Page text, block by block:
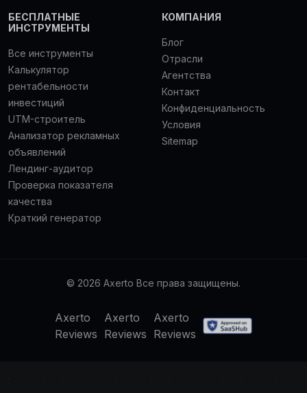
БЕСПЛАТНЫЕ
ИНСТРУМЕНТЫ
Все инструменты
Калькулятор
рентабельности
инвестиций
UTM-строитель
Анализатор рекламных
объявлений
Лендинг-аудитор
Проверка показателя
качества
Краткий генератор
КОМПАНИЯ
Блог
Отрасли
Агентства
Контакт
Конфиденциальность
Условия
Sitemap
© 2026 Axerto Все права защищены.
Axerto
Reviews
Axerto
Reviews
Axerto
Reviews